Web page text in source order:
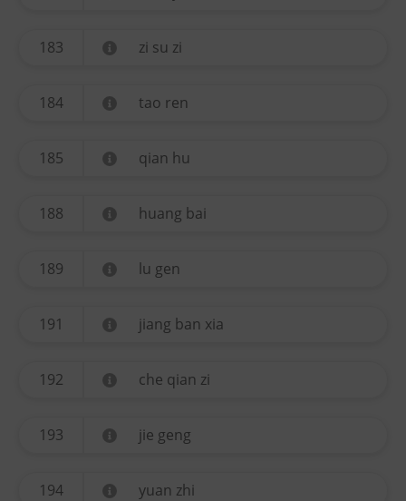
183 zi su zi
184 tao ren
185 qian hu
188 huang bai
189 lu gen
191 jiang ban xia
192 che qian zi
193 jie geng
194 yuan zhi